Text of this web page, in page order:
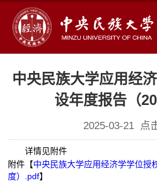
中央民族大学应用经
设年度报告（
2025-03-21 点
详情见附件
附件【中央民族大学应用经济学学位授
度）.pdf】